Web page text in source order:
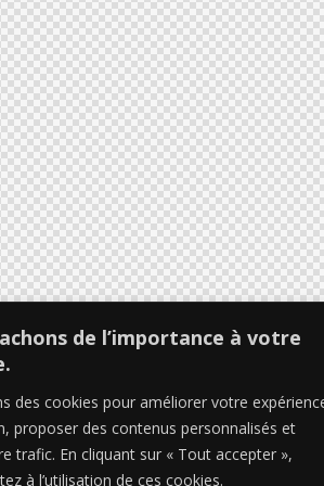
de l’importance à votre
des cookies pour améliorer votre
proposer des contenus personnalisés et
trafic. En cliquant sur « Tout accepter »,
à l’utilisation de ces cookies.